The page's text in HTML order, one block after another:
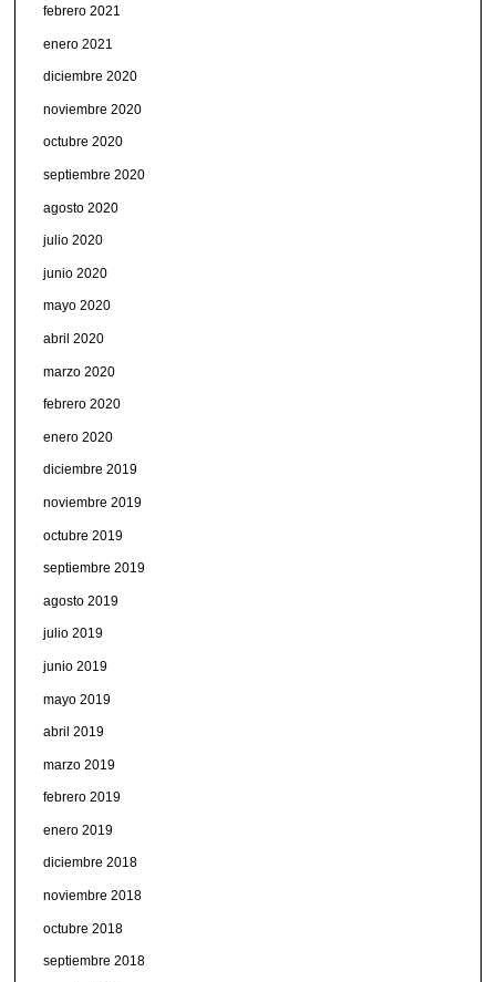
febrero 2021
enero 2021
diciembre 2020
noviembre 2020
octubre 2020
septiembre 2020
agosto 2020
julio 2020
junio 2020
mayo 2020
abril 2020
marzo 2020
febrero 2020
enero 2020
diciembre 2019
noviembre 2019
octubre 2019
septiembre 2019
agosto 2019
julio 2019
junio 2019
mayo 2019
abril 2019
marzo 2019
febrero 2019
enero 2019
diciembre 2018
noviembre 2018
octubre 2018
septiembre 2018